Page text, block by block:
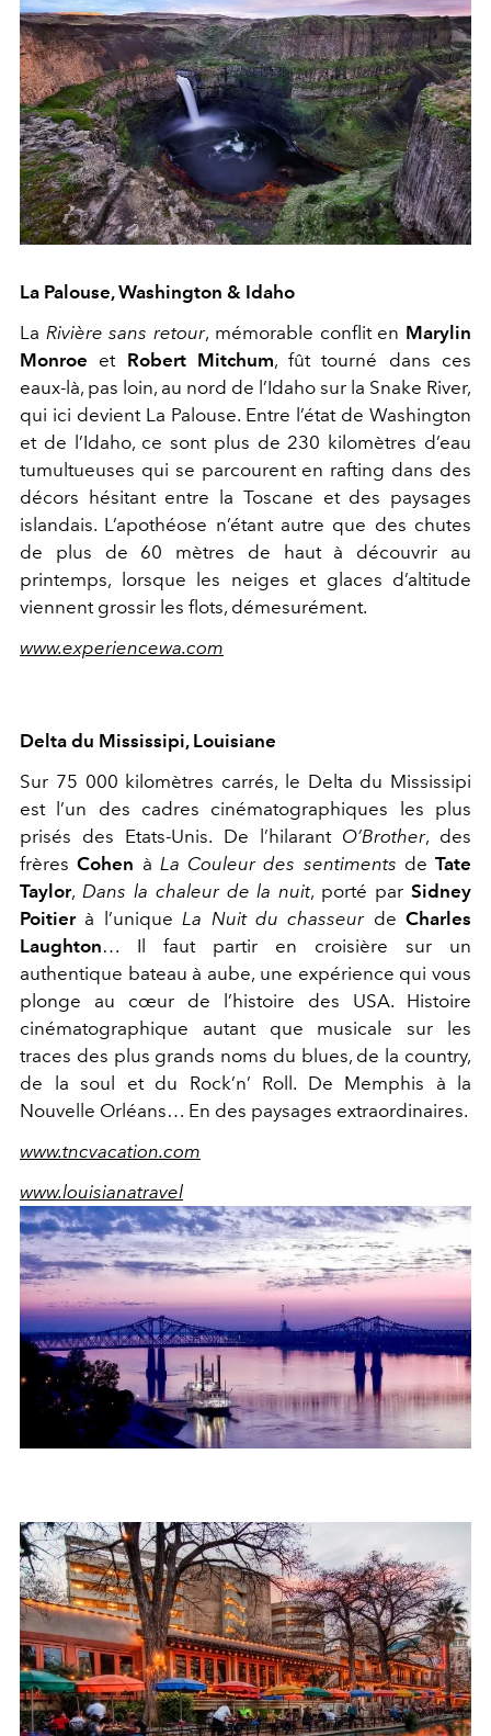
La Palouse, Washington & Idaho
La Rivière sans retour, mémorable conflit en Marylin
Monroe et Robert Mitchum, fût tourné dans ces
eaux-là, pas loin, au nord de l’Idaho sur la Snake River,
qui ici devient La Palouse. Entre l’état de Washington
et de l’Idaho, ce sont plus de 230 kilomètres d’eau
tumultueuses qui se parcourent en rafting dans des
décors hésitant entre la Toscane et des paysages
islandais. L’apothéose n’étant autre que des chutes
de plus de 60 mètres de haut à découvrir au
printemps, lorsque les neiges et glaces d’altitude
viennent grossir les flots, démesurément.
www.experiencewa.com
Delta du Mississipi, Louisiane
Sur 75 000 kilomètres carrés, le Delta du Mississipi
est l’un des cadres cinématographiques les plus
prisés des Etats-Unis. De l’hilarant O’Brother, des
frèresCohen à La Couleur des sentiments de Tate
Taylor, Dans la chaleur de la nuit, porté parSidney
Poitierà l’uniqueLa Nuit du chasseurde Charles
Laughton… Il faut partir en croisière sur un
authentique bateau à aube, une expérience qui vous
plonge au cœur de l’histoire des USA. Histoire
cinématographique autant que musicale sur les
traces des plus grands noms du blues, de la country,
de la soul et du Rock’n’ Roll. De Memphis à la
Nouvelle Orléans… En des paysages extraordinaires.
www.tncvacation.com
www.louisianatravel